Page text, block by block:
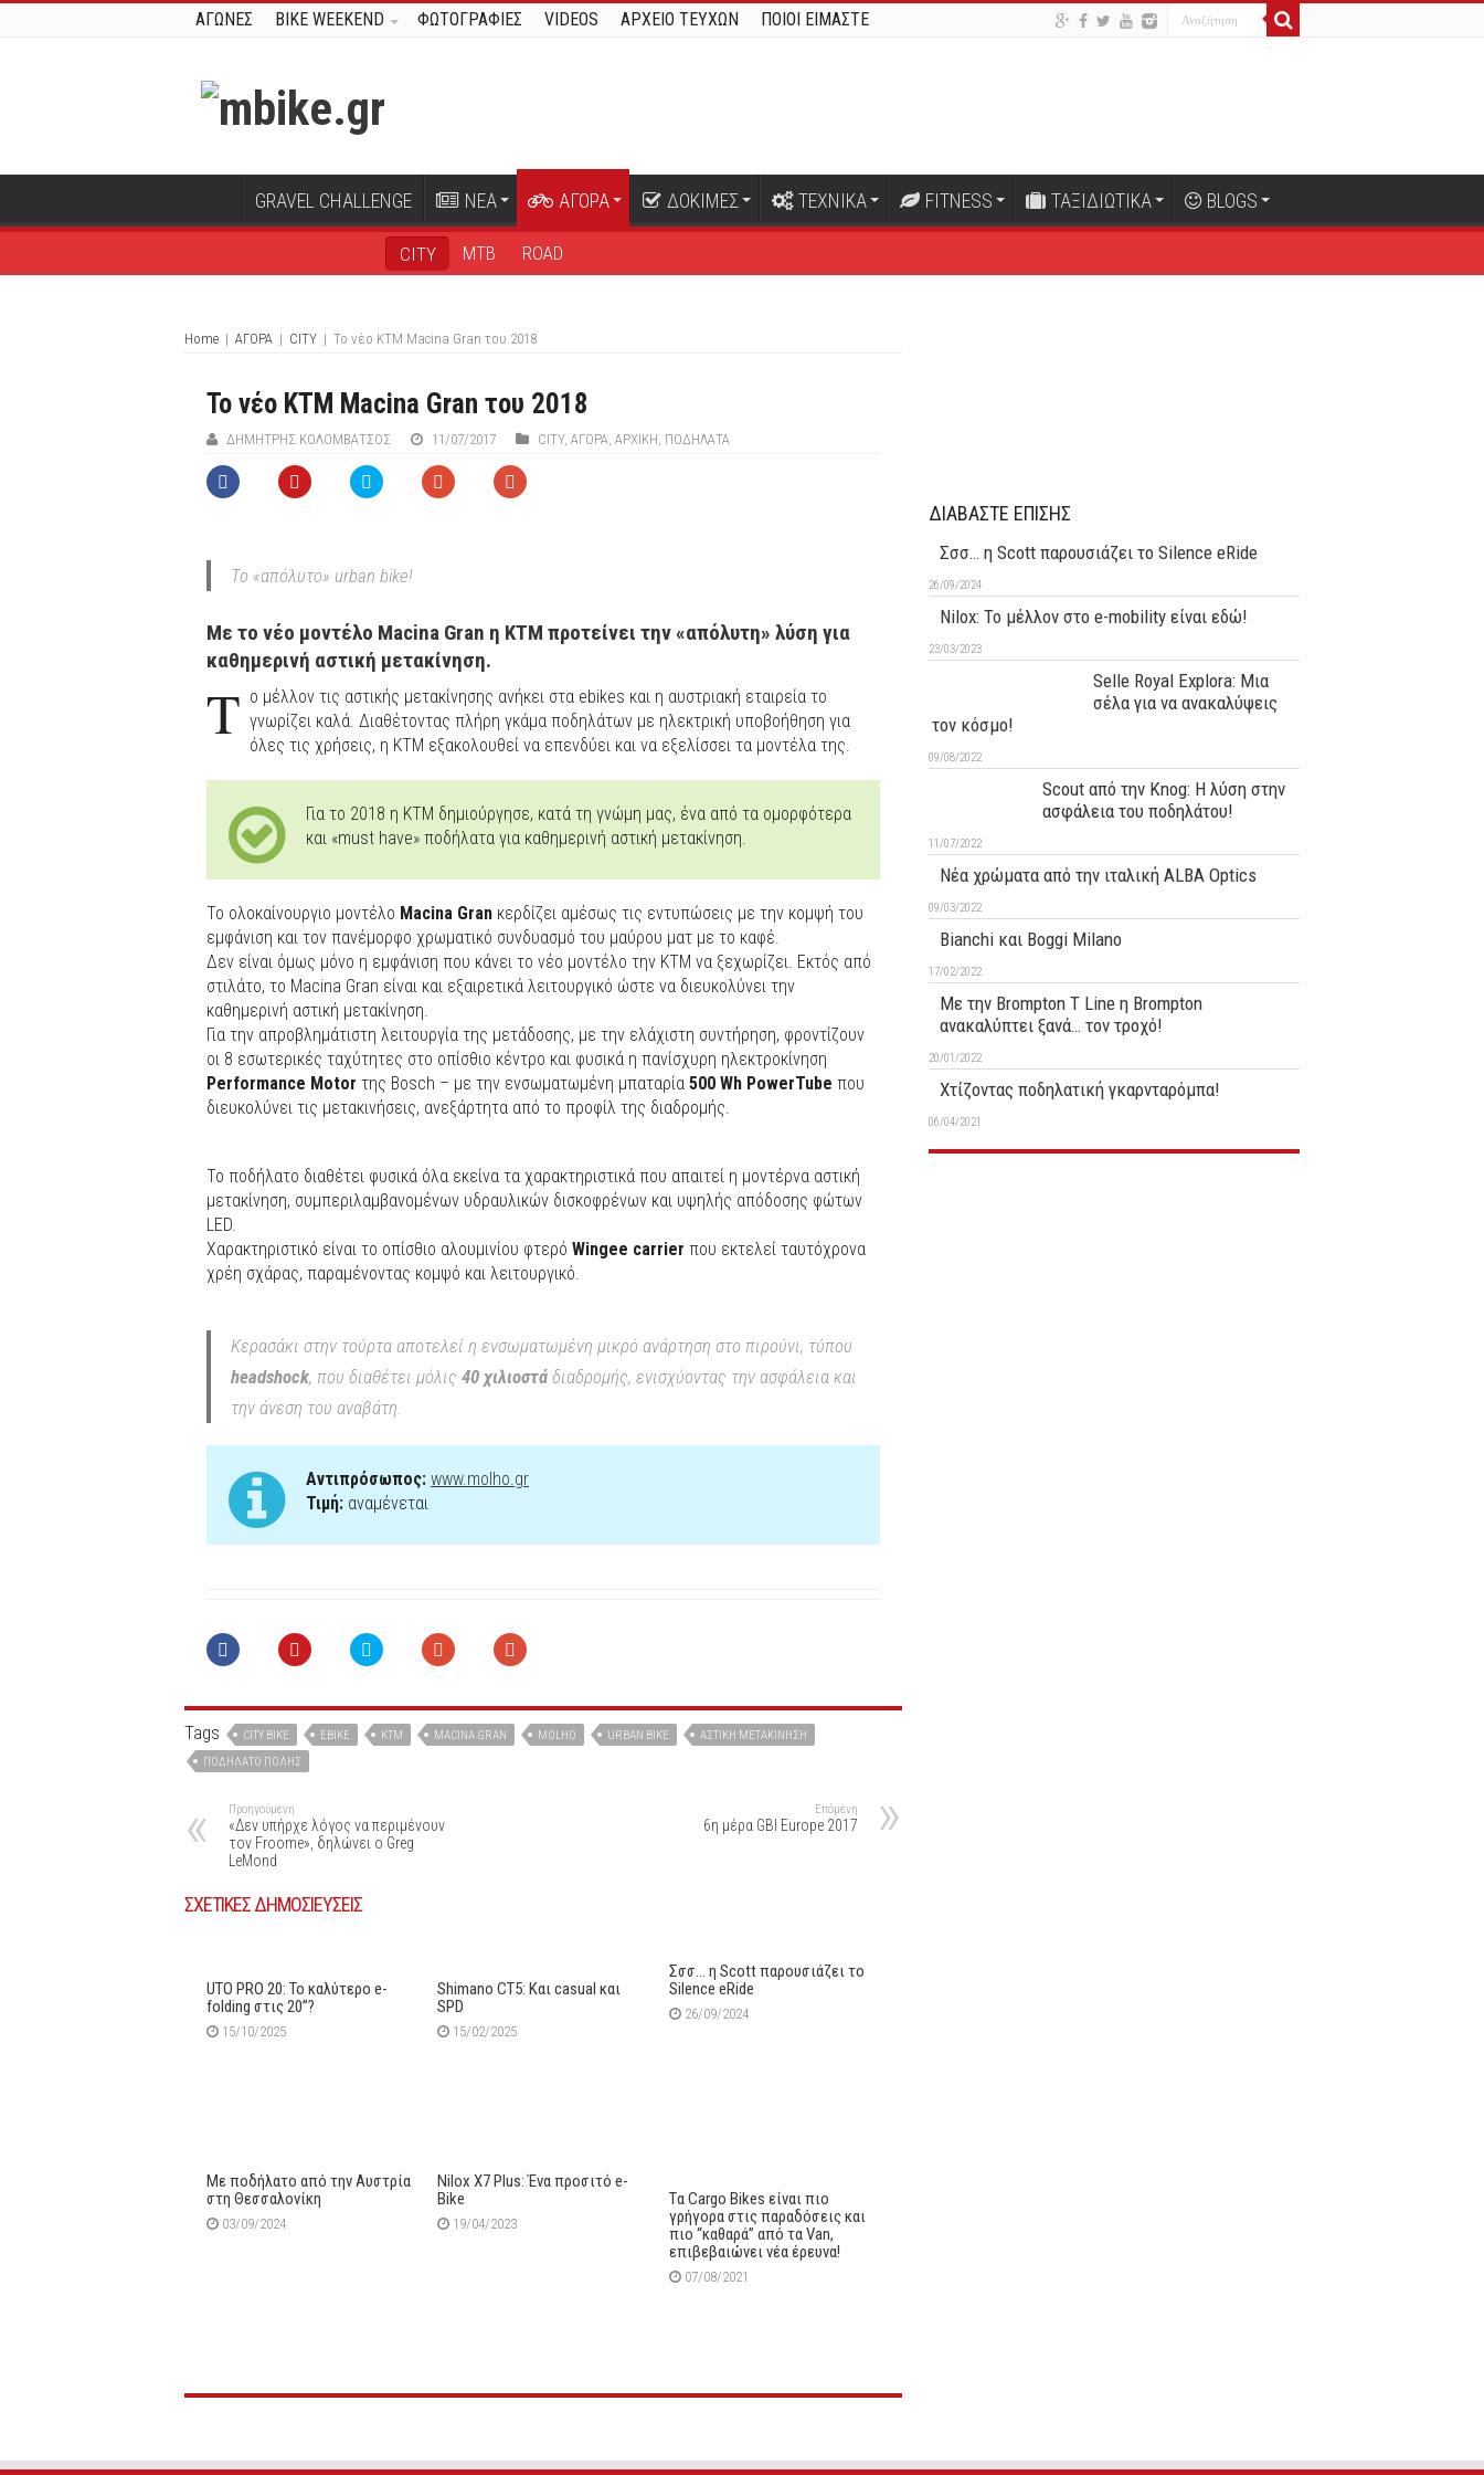
ΑΓΩΝΕΣ BIKE WEEKEND ΦΩΤΟΓΡΑΦΙΕΣ VIDEOS ΑΡΧΕΙΟ ΤΕΥΧΩΝ ΠΟΙΟΙ ΕΙΜΑΣΤΕ
GRAVEL CHALLENGE ΝΕΑ ΑΓΟΡΑ ΔΟΚΙΜΕΣ ΤΕΧΝΙΚΑ FITNESS ΤΑΞΙΔΙΩΤΙΚΑ BLOGS
CITY MTB ROAD
Home | ΑΓΟΡΑ | CITY | Το νέο KTM Macina Gran του 2018
Το νέο KTM Macina Gran του 2018
ΔΗΜΉΤΡΗΣ ΚΟΛΟΜΒΆΤΣΟΣ 11/07/2017 CITY, ΑΓΟΡΑ, ΑΡΧΙΚΉ, ΠΟΔΉΛΑΤΑ
Το «απόλυτο» urban bike!
Με το νέο μοντέλο Macina Gran η ΚΤΜ προτείνει την «απόλυτη» λύση για
καθημερινή αστική μετακίνηση.
Τ ο μέλλον τις αστικής μετακίνησης ανήκει στα ebikes και η αυστριακή εταιρεία το
γνωρίζει καλά. Διαθέτοντας πλήρη γκάμα ποδηλάτων με ηλεκτρική υποβοήθηση για
όλες τις χρήσεις, η KTM εξακολουθεί να επενδύει και να εξελίσσει τα μοντέλα της.
Για το 2018 η KTM δημιούργησε, κατά τη γνώμη μας, ένα από τα ομορφότερα
και «must have» ποδήλατα για καθημερινή αστική μετακίνηση.
Το ολοκαίνουργιο μοντέλο Macina Gran κερδίζει αμέσως τις εντυπώσεις με την κομψή του
εμφάνιση και τον πανέμορφο χρωματικό συνδυασμό του μαύρου ματ με το καφέ.
Δεν είναι όμως μόνο η εμφάνιση που κάνει το νέο μοντέλο την KTM να ξεχωρίζει. Εκτός από
στιλάτο, το Macina Gran είναι και εξαιρετικά λειτουργικό ώστε να διευκολύνει την
καθημερινή αστική μετακίνηση.
Για την απροβλημάτιστη λειτουργία της μετάδοσης, με την ελάχιστη συντήρηση, φροντίζουν
οι 8 εσωτερικές ταχύτητες στο οπίσθιο κέντρο και φυσικά η πανίσχυρη ηλεκτροκίνηση
Performance Motor της Bosch – με την ενσωματωμένη μπαταρία 500 Wh PowerTube που
διευκολύνει τις μετακινήσεις, ανεξάρτητα από το προφίλ της διαδρομής.
Το ποδήλατο διαθέτει φυσικά όλα εκείνα τα χαρακτηριστικά που απαιτεί η μοντέρνα αστική
μετακίνηση, συμπεριλαμβανομένων υδραυλικών δισκοφρένων και υψηλής απόδοσης φώτων
LED.
Χαρακτηριστικό είναι το οπίσθιο αλουμινίου φτερό Wingee carrier που εκτελεί ταυτόχρονα
χρέη σχάρας, παραμένοντας κομψό και λειτουργικό.
Κερασάκι στην τούρτα αποτελεί η ενσωματωμένη μικρό ανάρτηση στο πιρούνι, τύπου
headshock, που διαθέτει μόλις 40 χιλιοστά διαδρομής, ενισχύοντας την ασφάλεια και
την άνεση του αναβάτη.
Αντιπρόσωπος: www.molho.gr
Τιμή: αναμένεται
Tags CITY BIKE EBIKE KTM MACINA GRAN MOLHO URBAN BIKE
ΑΣΤΙΚΉ ΜΕΤΑΚΊΝΗΣΗ
ΠΟΔΉΛΑΤΟ ΠΌΛΗΣ
Προηγούμενη
«Δεν υπήρχε λόγος να περιμένουν
τον Froome», δηλώνει ο Greg
LeMond
Επόμενη
6η μέρα GBI Europe 2017
ΣΧΕΤΙΚΕΣ ΔΗΜΟΣΙΕΥΣΕΙΣ
UTO PRO 20: Το καλύτερο e-
folding στις 20”?
15/10/2025
Shimano CT5: Και casual και
SPD
15/02/2025
Σσσ… η Scott παρουσιάζει το
Silence eRide
26/09/2024
Με ποδήλατο από την Αυστρία
στη Θεσσαλονίκη
03/09/2024
Nilox X7 Plus: Ένα προσιτό e-
Bike
19/04/2023
Tα Cargo Bikes είναι πιο
γρήγορα στις παραδόσεις και
πιο “καθαρά” από τα Van,
επιβεβαιώνει νέα έρευνα!
07/08/2021
ΔΙΑΒΑΣΤΕ ΕΠΙΣΗΣ
Σσσ… η Scott παρουσιάζει το Silence eRide
26/09/2024
Nilox: Το μέλλον στο e-mobility είναι εδώ!
23/03/2023
Selle Royal Explora: Mια
σέλα για να ανακαλύψεις
τον κόσμο!
09/08/2022
Scout από την Κnog: Η λύση στην
ασφάλεια του ποδηλάτου!
11/07/2022
Νέα χρώματα από την ιταλική ALBA Optics
09/03/2022
Bianchi και Boggi Milano
17/02/2022
Με την Brompton T Line η Brompton
ανακαλύπτει ξανά… τον τροχό!
20/01/2022
Χτίζοντας ποδηλατική γκαρνταρόμπα!
06/04/2021